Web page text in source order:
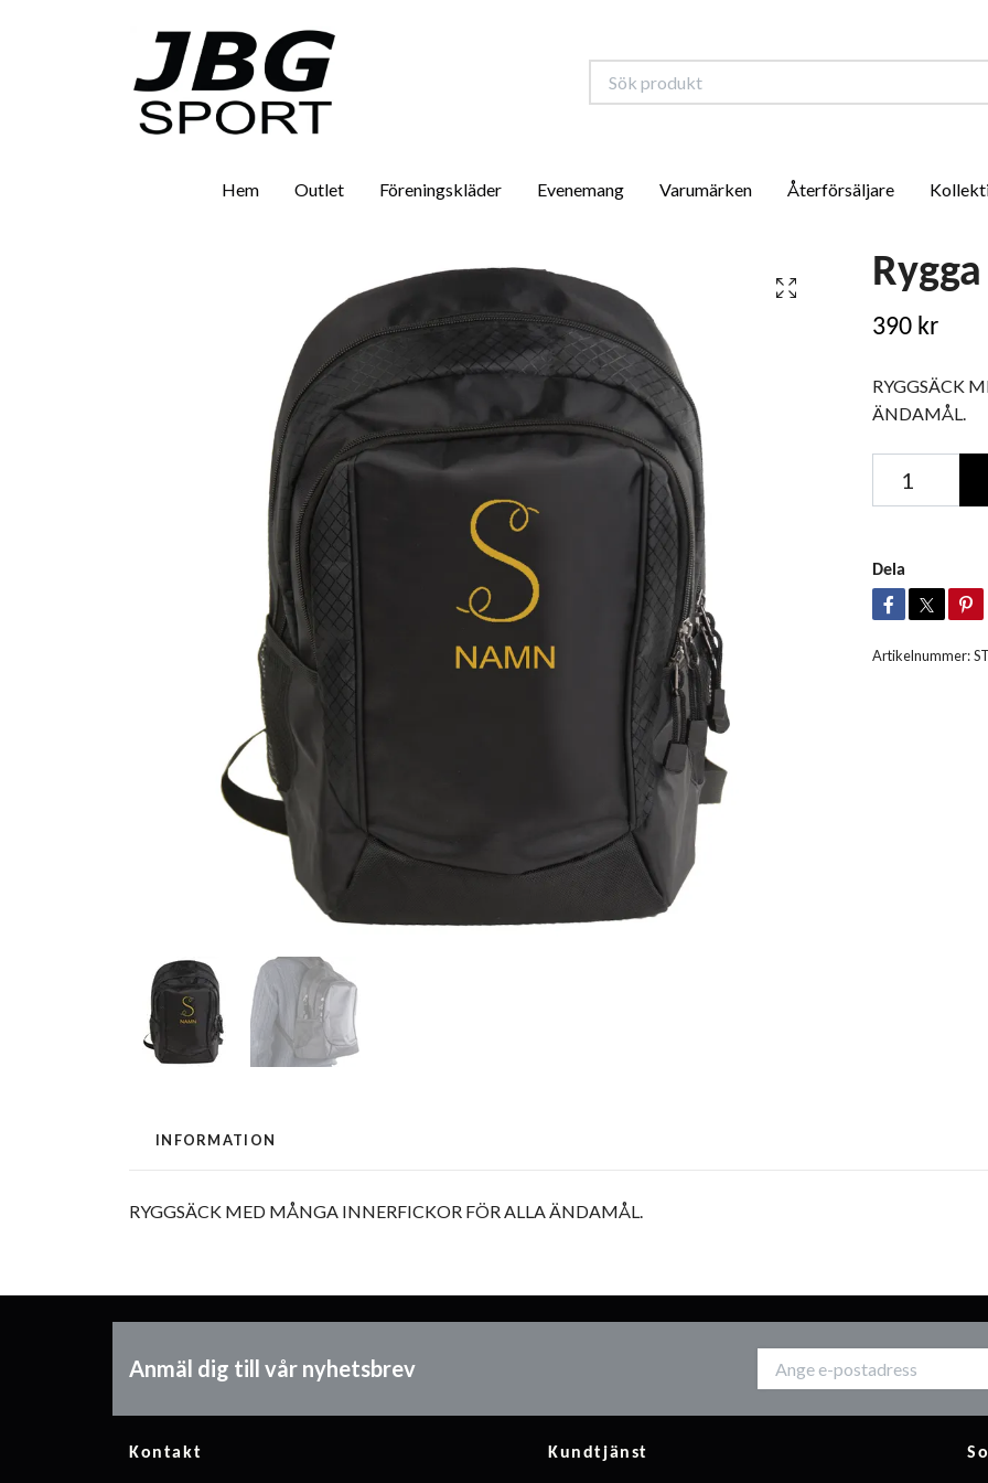
Hem Outlet Föreningskläder Evenemang Varumärken Återförsäljare
390 kr
RYGGSÄCK
ÄNDAMÅL.
Dela
Artikelnummer:
INFORMATION
RYGGSÄCK MED MÅNGA INNERFICKOR FÖR ALLA ÄNDAMÅL.
Anmäl dig till vår nyhetsbrev
Kontakt Kundtjänst